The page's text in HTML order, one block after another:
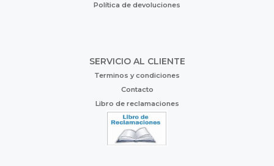
Política de devoluciones
SERVICIO AL CLIENTE
Terminos y condiciones
Contacto
Libro de reclamaciones